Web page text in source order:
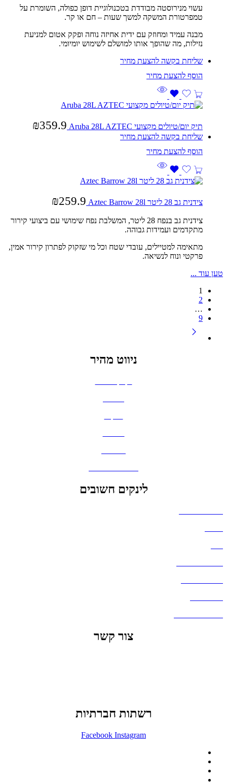
עשוי מנירוסטה מבודדת בטכנולוגיית דופן כפולה, השומרת על
טמפרטורת המשקה למשך שעות – חם או קר.
מבנה עמיד ומחוזק עם ידית אחיזה נוחה ופקק אטום למניעת
נזילות, מה שהופך אותו למושלם לשימוש יומיומי.
שליחת בקשה להצעת מחיר
תיק יום/טיולים מקצועי Aruba 28L AZTEC ₪359.9
שליחת בקשה להצעת מחיר
צידנית גב 28 ליטר Aztec Barrow 28l ₪259.9
צידנית גב בנפח 28 ליטר, המשלבת נפח שימושי עם ביצועי קירור
מתקדמים ועמידות גבוהה.
מתאימה למטיילים, עובדי שטח וכל מי שזקוק לפתרון קירור אמין,
פרקטי ונוח לנשיאה.
טען עוד ...
1
2
…
9
ניווט מהיר
לינקים חשובים
צור קשר
רשתות חברתיות
Facebook Instagram